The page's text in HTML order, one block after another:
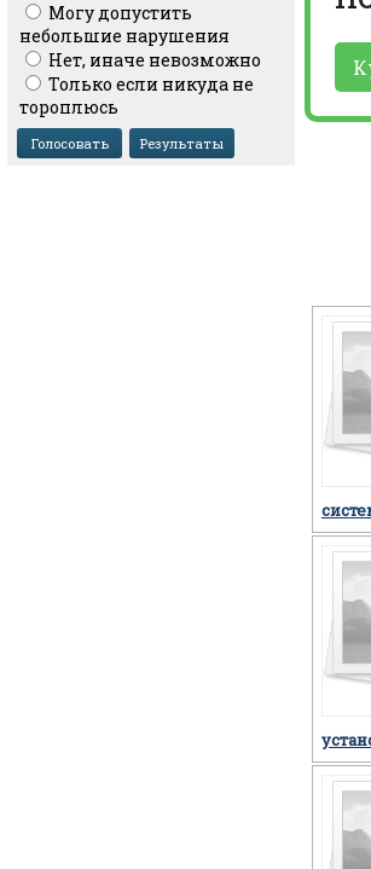
Могу допустить
небольшие нарушения
Нет, иначе невозможно
Только если никуда не
тороплюсь